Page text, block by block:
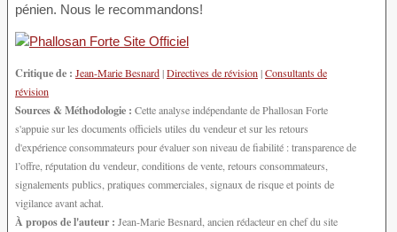
pénien. Nous le recommandons!
Critique de : Jean-Marie Besnard|Directives de révision|Consultants de
révision
Sources & Méthodologie : Cette analyse indépendante de Phallosan Forte
s'appuie sur les documents officiels utiles du vendeur et sur les retours
d'expérience consommateurs pour évaluer son niveau de fiabilité : transparence de
l’offre, réputation du vendeur, conditions de vente, retours consommateurs,
signalements publics, pratiques commerciales, signaux de risque et points de
vigilance avant achat.
À propos de l'auteur : Jean-Marie Besnard, ancien rédacteur en chef du site